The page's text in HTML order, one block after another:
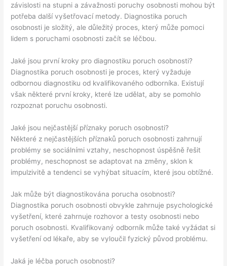
závislosti na stupni a závažnosti poruchy osobnosti mohou být
potřeba další vyšetřovací metody. Diagnostika poruch
osobnosti je složitý, ale důležitý proces, který může pomoci
lidem s poruchami osobnosti začít se léčbou.
Jaké jsou první kroky pro diagnostiku poruch osobnosti?
Diagnostika poruch osobnosti je proces, který vyžaduje
odbornou diagnostiku od kvalifikovaného odborníka. Existují
však některé první kroky, které lze udělat, aby se pomohlo
rozpoznat poruchu osobnosti.
Jaké jsou nejčastější příznaky poruch osobnosti?
Některé z nejčastějších příznaků poruch osobnosti zahrnují
problémy se sociálními vztahy, neschopnost úspěšně řešit
problémy, neschopnost se adaptovat na změny, sklon k
impulzivitě a tendenci se vyhýbat situacím, které jsou obtížné.
Jak může být diagnostikována porucha osobnosti?
Diagnostika poruch osobnosti obvykle zahrnuje psychologické
vyšetření, které zahrnuje rozhovor a testy osobnosti nebo
poruch osobnosti. Kvalifikovaný odborník může také vyžádat si
vyšetření od lékaře, aby se vyloučil fyzický původ problému.
Jaká je léčba poruch osobnosti?